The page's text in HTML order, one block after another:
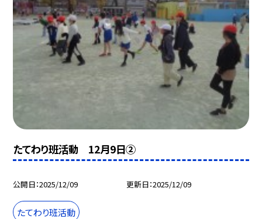
たてわり班活動 12月9日②
公開日 2025/12/09 更新日 2025/12/09
たてわり班活動